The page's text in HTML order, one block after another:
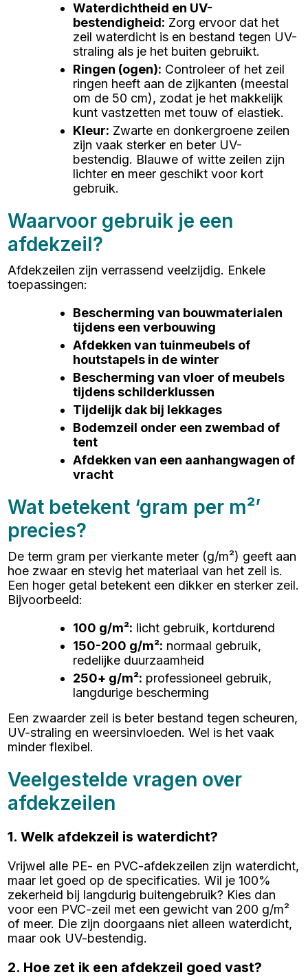
Waterdichtheid en UV-
bestendigheid: Zorg ervoor dat het
zeil waterdicht is en bestand tegen UV-
straling als je het buiten gebruikt.
Ringen (ogen): Controleer of het zeil
ringen heeft aan de zijkanten (meestal
om de 50 cm), zodat je het makkelijk
kunt vastzetten met touw of elastiek.
Kleur: Zwarte en donkergroene zeilen
zijn vaak sterker en beter UV-
bestendig. Blauwe of witte zeilen zijn
lichter en meer geschikt voor kort
gebruik.
Waarvoor gebruik je een
afdekzeil?
Afdekzeilen zijn verrassend veelzijdig. Enkele
toepassingen:
Bescherming van bouwmaterialen
tijdens een verbouwing
Afdekken van tuinmeubels of
houtstapels in de winter
Bescherming van vloer of meubels
tijdens schilderklussen
Tijdelijk dak bij lekkages
Bodemzeil onder een zwembad of
tent
Afdekken van een aanhangwagen of
vracht
Wat betekent ‘gram per m²’
precies?
De term gram per vierkante meter (g/m²) geeft aan
hoe zwaar en stevig het materiaal van het zeil is.
Een hoger getal betekent een dikker en sterker zeil.
Bijvoorbeeld:
100 g/m²: licht gebruik, kortdurend
150-200 g/m²: normaal gebruik,
redelijke duurzaamheid
250+ g/m²: professioneel gebruik,
langdurige bescherming
Een zwaarder zeil is beter bestand tegen scheuren,
UV-straling en weersinvloeden. Wel is het vaak
minder flexibel.
Veelgestelde vragen over
afdekzeilen
1. Welk afdekzeil is waterdicht?
Vrijwel alle PE- en PVC-afdekzeilen zijn waterdicht,
maar let goed op de specificaties. Wil je 100%
zekerheid bij langdurig buitengebruik? Kies dan
voor een PVC-zeil met een gewicht van 200 g/m²
of meer. Die zijn doorgaans niet alleen waterdicht,
maar ook UV-bestendig.
2. Hoe zet ik een afdekzeil goed vast?